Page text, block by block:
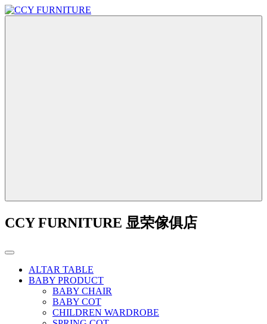
CCY FURNITURE 显荣傢俱店
ALTAR TABLE
BABY PRODUCT
BABY CHAIR
BABY COT
CHILDREN WARDROBE